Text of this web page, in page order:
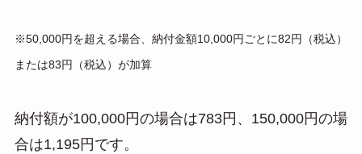
※50,000円を超える場合、納付金額10,000円ごとに82円（税込）
または83円（税込）が加算
納付額が100,000円の場合は783円、150,000円の場
合は1,195円です。